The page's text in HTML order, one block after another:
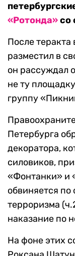
«Ротонда»со
После
разместил в
он рассуждал
не ту
группу
Петербурга
декоратора,
силовиков,
«Фонтанки» и
обвиняется по
терроризма
наказание по
На фоне этих